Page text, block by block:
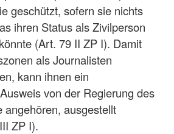
geschützt, sofern sie nichts
ihren Status als Zivilperson
(Art. 79 II ZP I). Damit
als Journalisten
kann ihnen ein
von der Regierung des
angehören, ausgestellt
ZP I).